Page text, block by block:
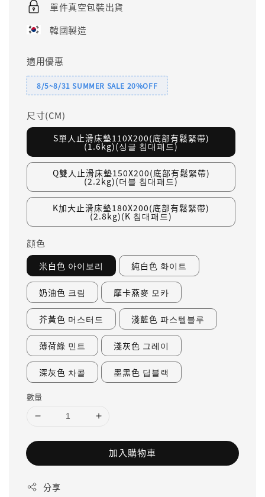
單件真空包裝出貨
韓國製造
適用優惠
8/5~8/31 SUMMER SALE 20%OFF
尺寸(CM)
S單人止滑床墊110X200(底部有鬆緊帶)
(1.6kg)(싱글 침대패드)
Q雙人止滑床墊150X200(底部有鬆緊帶)
(2.2kg)(더블 침대패드)
K加大止滑床墊180X200(底部有鬆緊帶)
(2.8kg)(K 침대패드)
顔色
米白色 아이보리 純白色 화이트
奶油色 크림 摩卡燕麥 모카
芥黃色 머스터드 淺藍色 파스텔블루
薄荷綠 민트 淺灰色 그레이
深灰色 차콜 墨黑色 딥블랙
數量
加入購物車
分享